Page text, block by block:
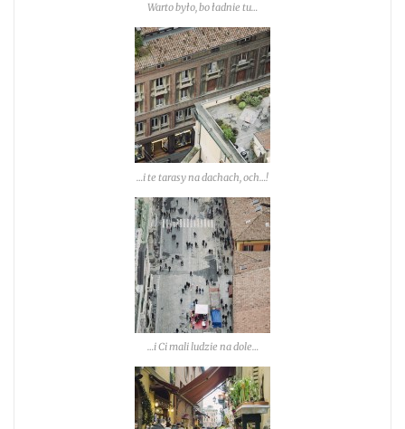
Warto było, bo ładnie tu…
…i te tarasy na dachach, och…!
…i Ci mali ludzie na dole…